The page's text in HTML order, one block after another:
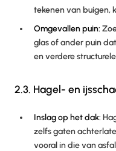
tekenen van buigen,
Omgevallen puin:
glas of ander puin
en verdere
2.3. Hagel- en
Inslag op het dak:
zelfs gaten
vooral in die van